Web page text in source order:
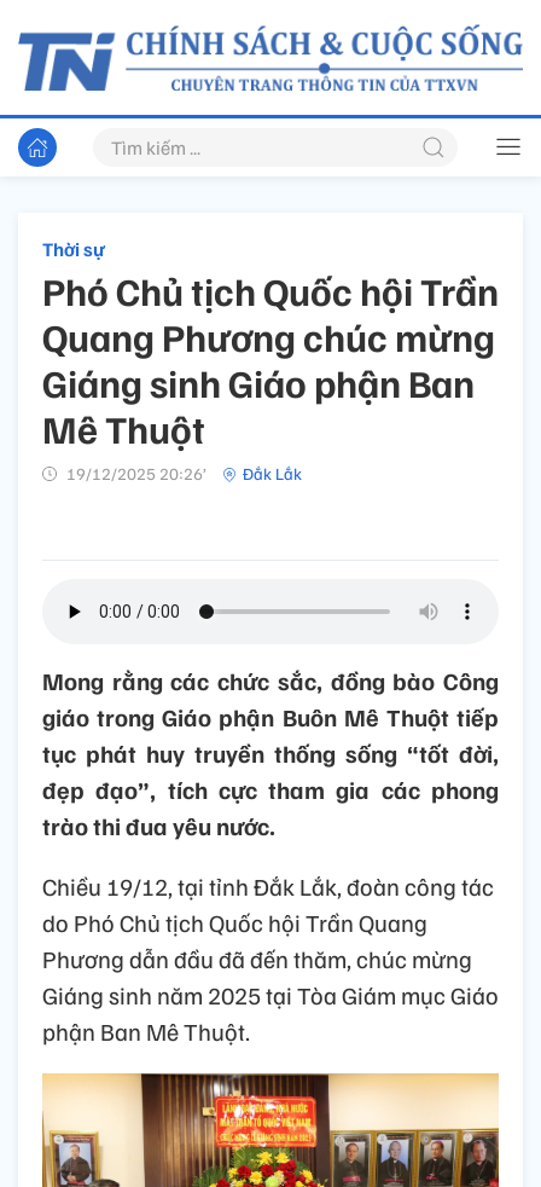
Thời sự
Phó Chủ tịch Quốc hội Trần
Quang Phương chúc mừng
Giáng sinh Giáo phận Ban
Mê Thuột
19/12/2025 20:26’ Đắk Lắk
Mong rằng các chức sắc, đồng bào Công
giáo trong Giáo phận Buôn Mê Thuột tiếp
tục phát huy truyền thống sống “tốt đời,
đẹp đạo”, tích cực tham gia các phong
trào thi đua yêu nước.
Chiều 19/12, tại tỉnh Đắk Lắk, đoàn công tác
do Phó Chủ tịch Quốc hội Trần Quang
Phương dẫn đầu đã đến thăm, chúc mừng
Giáng sinh năm 2025 tại Tòa Giám mục Giáo
phận Ban Mê Thuột.